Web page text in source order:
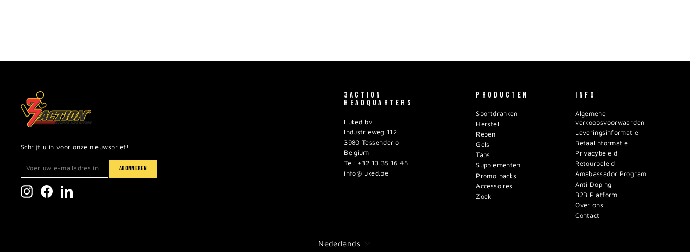
Schrijf u in voor onze nieuwsbrief!
InstagramFacebookLinkedIn
3ACTION
HEADQUARTERS
Luked bv
Industrieweg 112
3980 Tessenderlo
Belgium
Tel: +32 13 35 16 45
info@luked.be
PRODUCTEN
Sportdranken
Herstel
Repen
Gels
Tabs
Supplementen
Promo packs
Accessoires
Zoek
INFO
Algemene
verkoopsvoorwaarden
Leveringsinformatie
Betaalinformatie
Privacybeleid
Retourbeleid
Amabassador Program
Anti Doping
B2B Platform
Over ons
Contact
TAAL
Nederlands